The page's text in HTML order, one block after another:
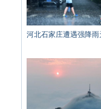
河北石家庄遭遇强降雨